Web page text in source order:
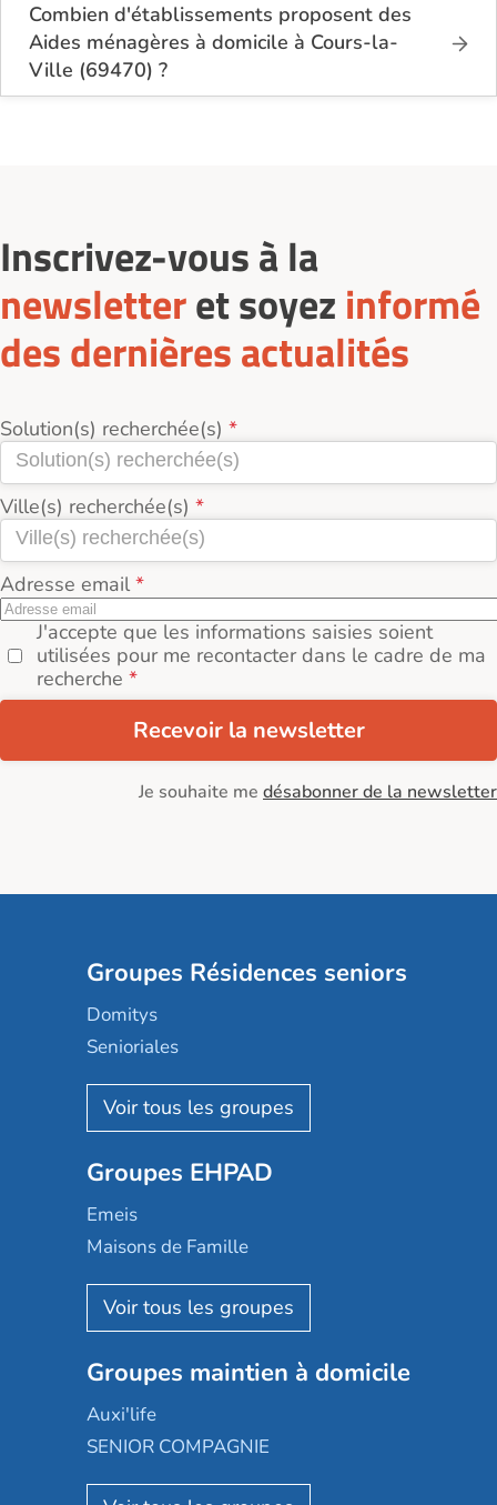
Combien d'établissements proposent des
Aides ménagères à domicile à Cours-la-
Ville (69470) ?
Sur le site Logement-seniors.com, on recense
Inscrivez-vous à la
newsletteret soyez informé
des dernières actualités
Solution(s) recherchée(s)
Ville(s) recherchée(s)
Adresse email
J'accepte que les informations saisies soient
utilisées pour me recontacter dans le cadre de ma
recherche
Recevoir la newsletter
Je souhaite me désabonner de la newsletter
Groupes Résidences seniors
Domitys
Senioriales
Nohée
Les Résidentiels
Mobicap
Domusvi
Happy Senior
Aquarelia
Nexity edenea
Les jardins d'Arcadie
Occitalia
Appartseniors
Reseda
Groupes EHPAD
Emeis
Maisons de Famille
Korian
Emera
Groupe SOS
Le Noble Âge
Almage
Groupes maintien à domicile
Auxi'life
SENIOR COMPAGNIE
AGE D'OR Services